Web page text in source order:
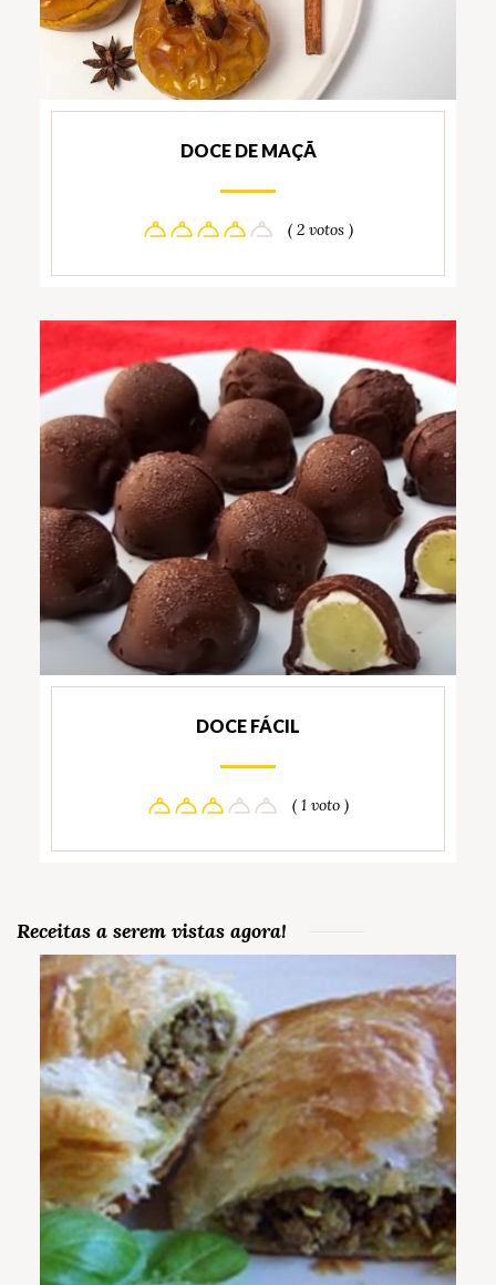
DOCE DE MAÇÃ
( 2 votos )
DOCE FÁCIL
( 1 voto )
Receitas a serem vistas agora!